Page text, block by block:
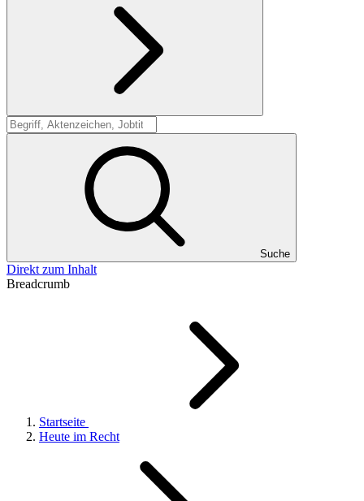
Suche
Suche
Direkt zum Inhalt
Breadcrumb
Startseite
Heute im Recht